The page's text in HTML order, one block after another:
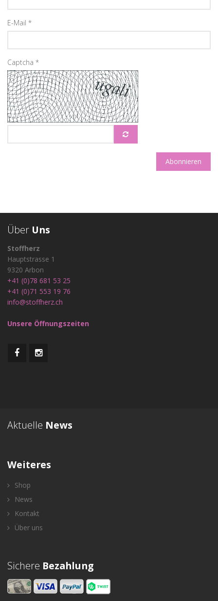
E-Mail *
Captcha *
Abonnieren
Über Uns
Stoffherz
Hauptstrasse 1
9320 Arbon
+41 (0)78 681 53 25
+41 (0)71 553 19 76
info@stoffherz.ch
Unsere Öffnungszeiten
Aktuelle News
Weiteres
Shop
News
Kontakt
Über uns
Sichere Bezahlung